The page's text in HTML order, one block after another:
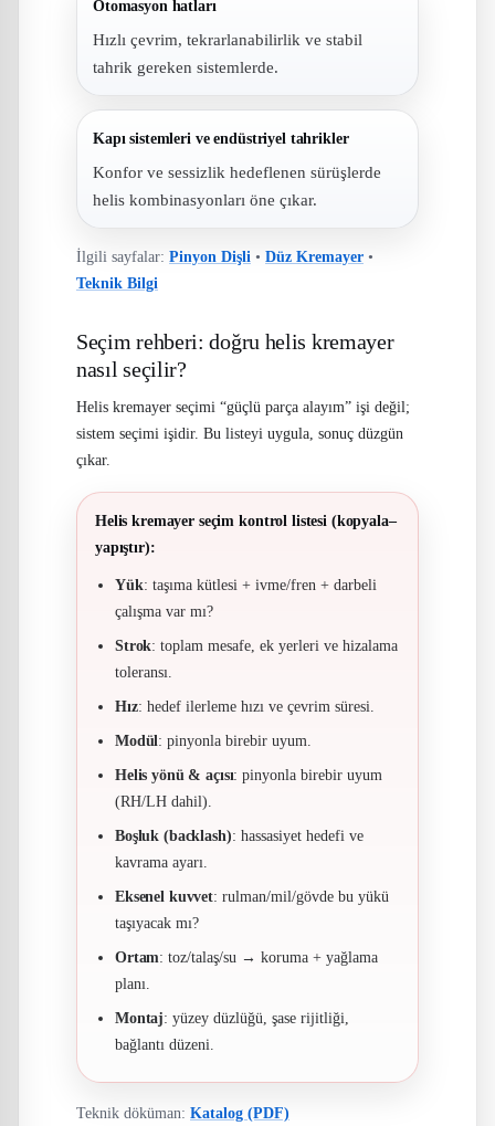
Otomasyon hatları
Hızlı çevrim, tekrarlanabilirlik ve stabil
tahrik gereken sistemlerde.
Kapı sistemleri ve endüstriyel tahrikler
Konfor ve sessizlik hedeflenen sürüşlerde
helis kombinasyonları öne çıkar.
İlgili sayfalar: Pinyon Dişli • Düz Kremayer •
Teknik Bilgi
Seçim rehberi: doğru helis kremayer
nasıl seçilir?
Helis kremayer seçimi “güçlü parça alayım” işi değil;
sistem seçimi işidir. Bu listeyi uygula, sonuç düzgün
çıkar.
Helis kremayer seçim kontrol listesi (kopyala–
yapıştır):
Yük: taşıma kütlesi + ivme/fren + darbeli
çalışma var mı?
Strok: toplam mesafe, ek yerleri ve hizalama
toleransı.
Hız: hedef ilerleme hızı ve çevrim süresi.
Modül: pinyonla birebir uyum.
Helis yönü & açısı: pinyonla birebir uyum
(RH/LH dahil).
Boşluk (backlash): hassasiyet hedefi ve
kavrama ayarı.
Eksenel kuvvet: rulman/mil/gövde bu yükü
taşıyacak mı?
Ortam: toz/talaş/su → koruma + yağlama
planı.
Montaj: yüzey düzlüğü, şase rijitliği,
bağlantı düzeni.
Teknik döküman: Katalog (PDF)